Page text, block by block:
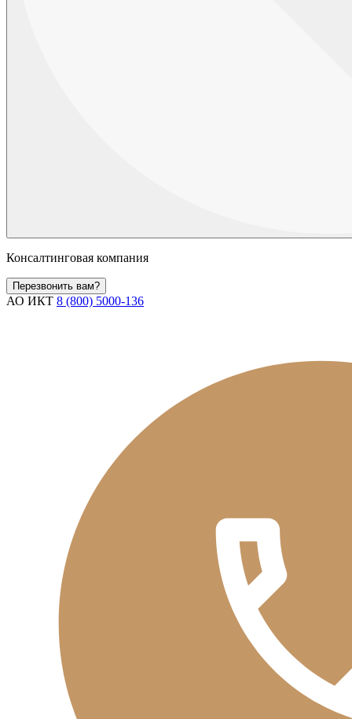
Консалтинговая компания
Перезвонить вам?
АО ИКТ 8 (800) 5000-136